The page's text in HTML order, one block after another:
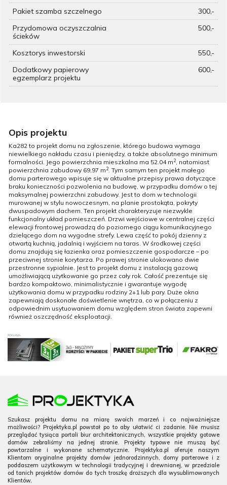
Pakiet szamba szczelnego
300,-
Przydomowa oczyszczalnia
ścieków
500,-
Kosztorys inwestorski
550,-
Dodatkowy papierowy
egzemplarz projektu
600,-
Opis projektu
Ka282 to projekt domu na zgłoszenie, którego budowa wymaga
niewielkiego nakładu czasu i pieniędzy, a także absolutnego minimum
formalności. Jego powierzchnia mieszkalna ma 52.04 m2, natomiast
powierzchnia zabudowy 69,97 m2. Tym samym ten projekt małego
domu parterowego wpisuje się w aktualne przepisy prawa dotyczące
braku konieczności pozwolenia na budowę, w przypadku domów o tej
maksymalnej powierzchni zabudowy. Jest to dom w technologii
murowanej w stylu nowoczesnym, na planie prostokąta, pokryty
dwuspadowym dachem. Ten projekt charakteryzuje niezwykle
funkcjonalny układ pomieszczeń. Drzwi wejściowe w centralnej części
elewacji frontowej prowadzą do poziomego ciągu komunikacyjnego
dzielącego dom na wygodne strefy. Lewa część to pokój dzienny z
otwartą kuchnią, jadalnią i wyjściem na taras. W środkowej części
domu znajdują się łazienka oraz pomieszczenie gospodarcze – po
przeciwnej stronie korytarza. Po prawej stronie ulokowano dwie
przestronne sypialnie. Jest to projekt domu z instalacją gazową
umożliwiającą użytkowanie go przez cały rok. Całość prezentuje się
bardzo kompaktowo, minimalistycznie i gwarantuje wygodę
użytkowania domu w przypadku rodziny 2+1 lub pary. Duże okna
zapewniają doskonałe doświetlenie wnętrza, co w połączeniu z
odpowiednim usytuowaniem domu względem stron świata zapewni
również oszczędność eksploatacji.
Szukasz projektu domu na miarę swoich marzeń i co najważniejsze
możliwości? Projektyka.pl powstał po to aby ułatwić ci zadanie. Nie musisz
przeglądać tysiąca portali biur architektonicznych, wszystkie projekty gotowe
domów zebraliśmy na jednej stronie. Projekty typowe nie muszą być
powtarzalne i wykonane schematycznie. Projektyka.pl oferuje naszym
Klientom oryginalne projekty domów jednorodzinnych, domy parterowe i z
poddaszem użytkowym w technologii tradycyjnej i drewnianej, w przedziale
od tanich projektów domów do tych troszkę droższych dla wysublimowanych
Klientów.